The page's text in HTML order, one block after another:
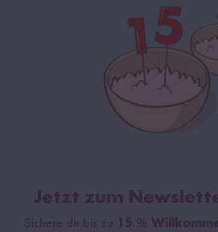
Jetzt zum
Sichere dir bis zu 15 %